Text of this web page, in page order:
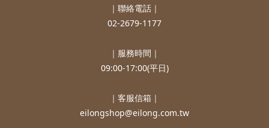
｜聯絡電話｜
02-2679-1177
｜服務時間｜
09:00-17:00(平日)
｜客服信箱｜
eilongshop@eilong.com.tw